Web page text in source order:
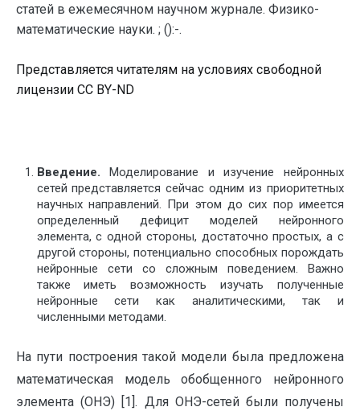
статей в ежемесячном научном журнале. Физико-
математические науки. ; ():-.
Представляется читателям на условиях свободной
лицензии CC BY-ND
Введение. Моделирование и изучение нейронных
сетей представляется сейчас одним из приоритетных
научных направлений. При этом до сих пор имеется
определенный дефицит моделей нейронного
элемента, с одной стороны, достаточно простых, а с
другой стороны, потенциально способных порождать
нейронные сети со сложным поведением. Важно
также иметь возможность изучать полученные
нейронные сети как аналитическими, так и
численными методами.
На пути построения такой модели была предложена
математическая модель обобщенного нейронного
элемента (ОНЭ) [1]. Для ОНЭ-сетей были получены